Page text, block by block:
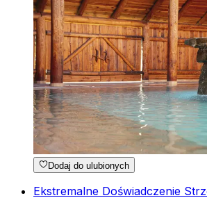
Dodaj do ulubionych
Ekstremalne Doświadczenie